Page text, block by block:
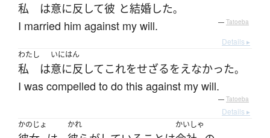
私 は意に反して彼 と結婚した。
I married him against my will. — Tatoeba
Details ▸
わたし
私 は
いにはん
意に反して これをせざるをえなかった。
I was compelled to do this against my will.
— Tatoeba
Details ▸
かのじょ
かれ かいしゃ